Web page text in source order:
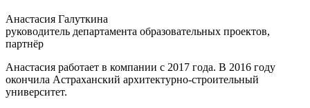
Анастасия Галуткина
руководитель департамента образовательных проектов,
партнёр
Анастасия работает в компании с 2017 года. В 2016 году
окончила Астраханский архитектурно-строительный
университет.